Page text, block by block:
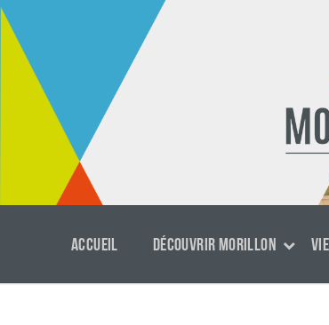
Aller
au
contenu
Passer
à
navigation
principale
Aller
au
footer
ACCUEIL DÉCOUVRIR MORILLON